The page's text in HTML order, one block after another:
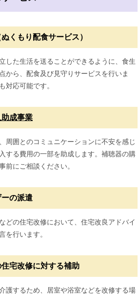
くもり配食サービス）
した生活を送ることができるように、食生
から、配食及び見守りサービスを行いま
対応可能です。
成事業
周囲とのコミュニケーションに不安を感じ
する費用の一部を助成します。補聴器の購
前にご相談ください。
の派遣
どの住宅改修において、住宅改良アドバイ
を行います。
宅改修に対する補助
護するため、居室や浴室などを改修する場